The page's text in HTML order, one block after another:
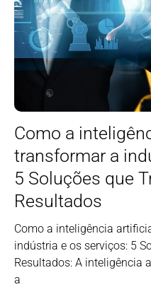
Como a
transformar a
5 Soluções que
Resultados
Como a inteligência
indústria e os serviços: 5
Resultados: A inteligência
a